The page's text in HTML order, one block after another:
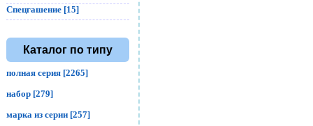
Спецгашение [15]
Каталог по типу
полная серия [2265]
набор [279]
марка из серии [257]